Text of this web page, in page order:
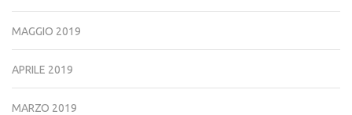
MAGGIO 2019
APRILE 2019
MARZO 2019